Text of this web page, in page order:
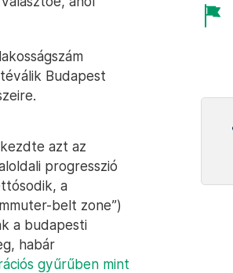
Budapest
azt az
progresszió
a
belt zone”)
a budapesti
habár
gyűrűben mint